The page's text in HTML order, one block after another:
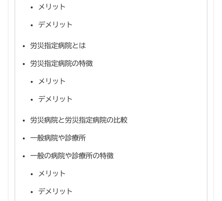
メリット
デメリット
労災指定病院とは
労災指定病院の特徴
メリット
デメリット
労災病院と労災指定病院の比較
一般病院や診療所
一般の病院や診療所の特徴
メリット
デメリット